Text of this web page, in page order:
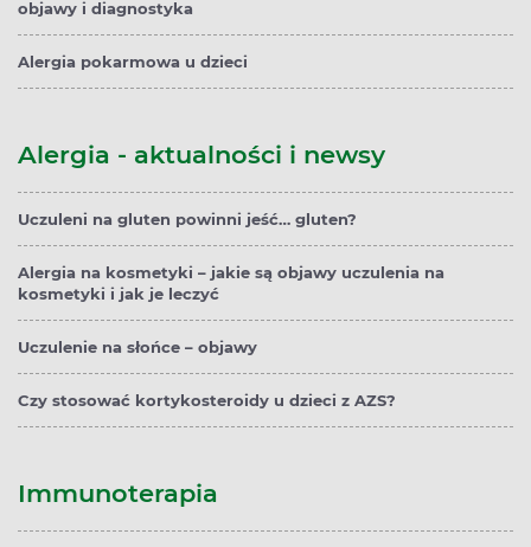
objawy i diagnostyka
Alergia pokarmowa u dzieci
Alergia - aktualności i newsy
Uczuleni na gluten powinni jeść… gluten?
Alergia na kosmetyki – jakie są objawy uczulenia na
kosmetyki i jak je leczyć
Uczulenie na słońce – objawy
Czy stosować kortykosteroidy u dzieci z AZS?
Immunoterapia